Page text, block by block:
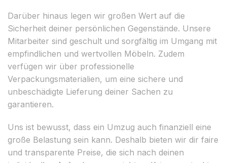
Darüber hinaus legen wir großen Wert auf die
Sicherheit deiner persönlichen Gegenstände. Unsere
Mitarbeiter sind geschult und sorgfältig im Umgang mit
empfindlichen und wertvollen Möbeln. Zudem
verfügen wir über professionelle
Verpackungsmaterialien, um eine sichere und
unbeschädigte Lieferung deiner Sachen zu
garantieren.
Uns ist bewusst, dass ein Umzug auch finanziell eine
große Belastung sein kann. Deshalb bieten wir dir faire
und transparente Preise, die sich nach deinen